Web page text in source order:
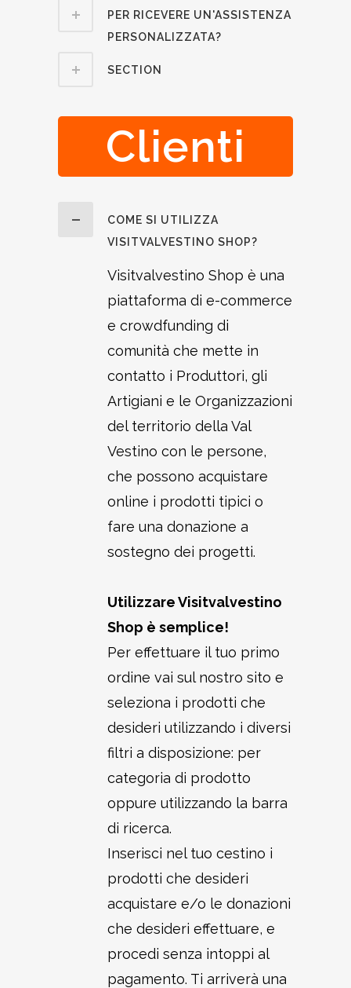
PER RICEVERE UN'ASSISTENZA
PERSONALIZZATA?
SECTION
Clienti
COME SI UTILIZZA
VISITVALVESTINO SHOP?
Visitvalvestino Shop è una
piattaforma di e-commerce
e crowdfunding di
comunità che mette in
contatto i Produttori, gli
Artigiani e le Organizzazioni
del territorio della Val
Vestino con le persone,
che possono acquistare
online i prodotti tipici o
fare una donazione a
sostegno dei progetti.
Utilizzare Visitvalvestino
Shop è semplice!
Per effettuare il tuo primo
ordine vai sul nostro sito e
seleziona i prodotti che
desideri utilizzando i diversi
filtri a disposizione: per
categoria di prodotto
oppure utilizzando la barra
di ricerca.
Inserisci nel tuo cestino i
prodotti che desideri
acquistare e/o le donazioni
che desideri effettuare, e
procedi senza intoppi al
pagamento. Ti arriverà una